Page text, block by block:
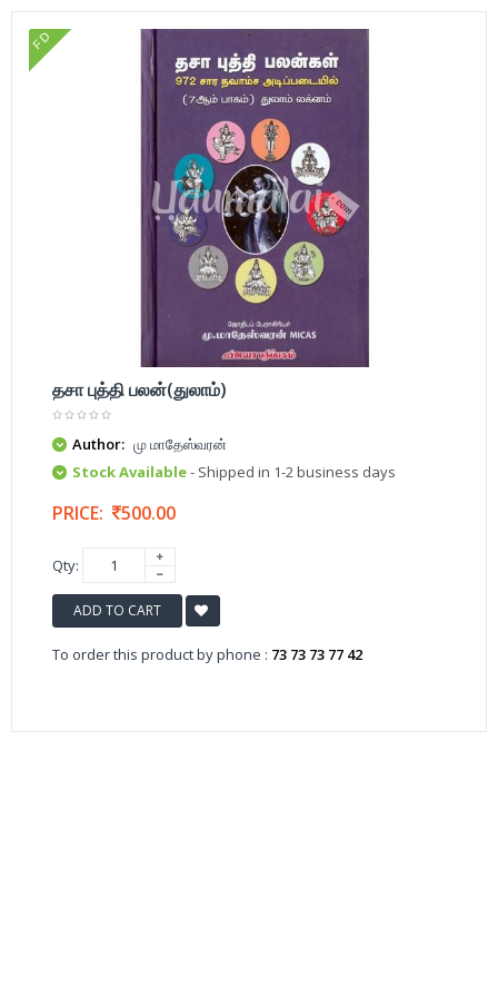
FD
தசா புத்தி பலன்(துலாம்)
Author: மு மாதேஸ்வரன்
Stock Available- Shipped in 1-2 business days
PRICE: 500.00
Qty:
ADD TO CART
To order this product by phone : 73 73 73 77 42